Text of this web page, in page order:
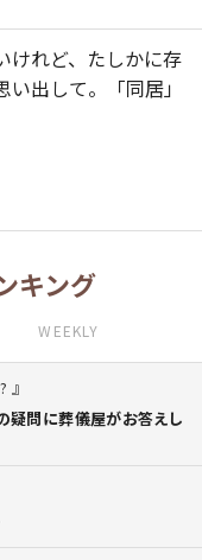
けれど、たしかに存
出して。「同居」
キング
WEEKLY
疑問に葬儀屋がお答えし